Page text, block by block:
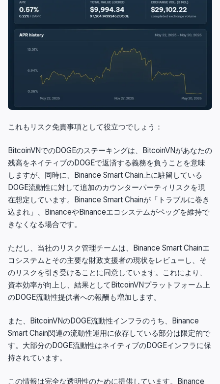
これもリスク免責事項として役立つでしょう：
BitcoinVNでのDOGEのステーキングは、BitcoinVNがあなたの
残高をネイティブのDOGEで返済する義務を負うことを意味
しますが、同時に、Binance Smart Chain上に駐留している
DOGE流動性に対して追加のカウンターパーティリスクを現
在想定しています。Binance Smart Chainが「トラブルに巻き
込まれ」、BinanceやBinanceエコシステムがペッグを維持で
きなくなる場合です。
ただし、当社のリスク管理チームは、Binance Smart Chainエ
コシステムとその主要な財政支援者の現状をレビューし、そ
のリスクを引き受けることに同意しています。これにより、
資本効率が向上し、結果としてBitcoinVNプラットフォーム上
のDOGE流動性提供者への報酬も増加します。
また、BitcoinVNのDOGE流動性インフラのうち、Binance
Smart Chain関連の流動性運用に依存している部分は限定的で
す。大部分のDOGE流動性はネイティブのDOGEインフラに保
持されています。
この情報は完全な透明性のために提供しています。Binance